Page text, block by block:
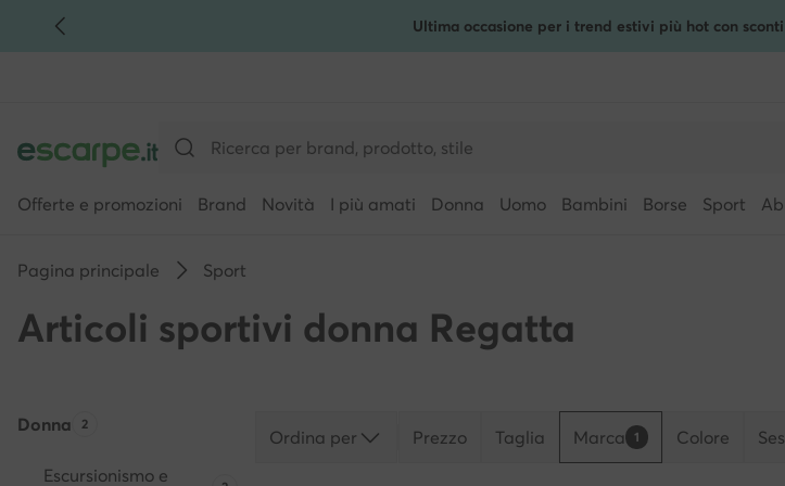
VAI AL CONTENUTO PRINCIPALE Ultima occasione per i trend estivi più hot con
Offerte e promozioni Brand Novità I più amati Donna Uomo Bambini Borse Sport
Pagina principale Sport
Articoli sportivi donna Regatta
Donna Quantità di prodotti:
2
Escursionismo e
Ordina per Prezzo Taglia Marca 1 Colore